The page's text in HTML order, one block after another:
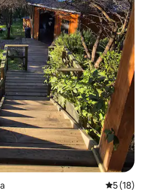
Prosječna
5 (18)